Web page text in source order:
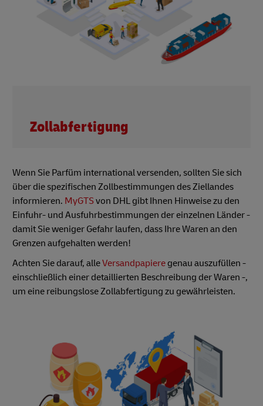
Zollabfertigung
Wenn Sie Parfüm international versenden, sollten Sie sich
über die spezifischen Zollbestimmungen des Ziellandes
informieren. MyGTSvon DHL gibt Ihnen Hinweise zu den
Einfuhr- und Ausfuhrbestimmungen der einzelnen Länder -
damit Sie weniger Gefahr laufen, dass Ihre Waren an den
Grenzen aufgehalten werden!
Achten Sie darauf, alleVersandpapiere genau auszufüllen -
einschließlich einer detaillierten Beschreibung der Waren -,
um eine reibungslose Zollabfertigung zu gewährleisten.